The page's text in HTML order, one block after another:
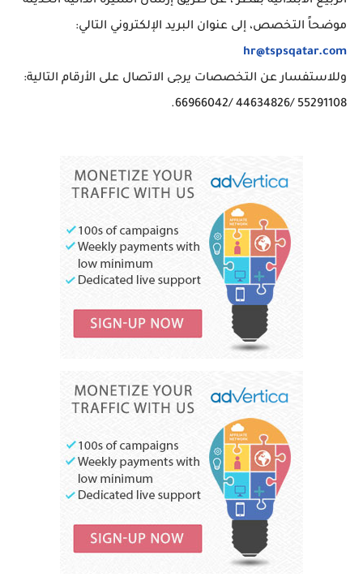
موضحاً التخصص، إلى عنوان البريد الإلكتروني التالي:
hr@tspsqatar.com
وللاستفسار عن التخصصات يرجى الاتصال على الأرقام التالية:
55291108 /44634826 /66966042.